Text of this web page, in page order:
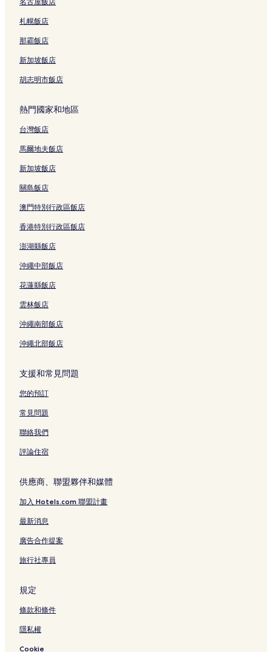
札幌飯店
那霸飯店
新加坡飯店
胡志明市飯店
熱門國家和地區
台灣飯店
馬爾地夫飯店
新加坡飯店
關島飯店
澳門特別行政區飯店
香港特別行政區飯店
澎湖縣飯店
沖繩中部飯店
花蓮縣飯店
雲林飯店
沖繩南部飯店
沖繩北部飯店
支援和常見問題
您的預訂
常見問題
聯絡我們
評論住宿
供應商、聯盟夥伴和媒體
加入 Hotels.com 聯盟計畫
最新消息
廣告合作提案
旅行社專員
規定
條款和條件
隱私權
Cookie